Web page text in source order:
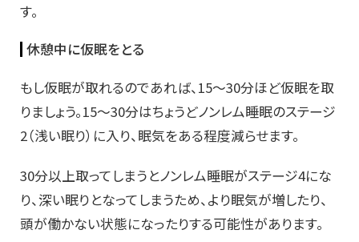
す。
休憩中に仮眠をとる
もし仮眠が取れるのであれば、15～30分ほど仮眠を取
りましょう。15～30分はちょうどノンレム睡眠のステージ
2（浅い眠り）に入り、眠気をある程度減らせます。
30分以上取ってしまうとノンレム睡眠がステージ4にな
り、深い眠りとなってしまうため、より眠気が増したり、
頭が働かない状態になったりする可能性があります。